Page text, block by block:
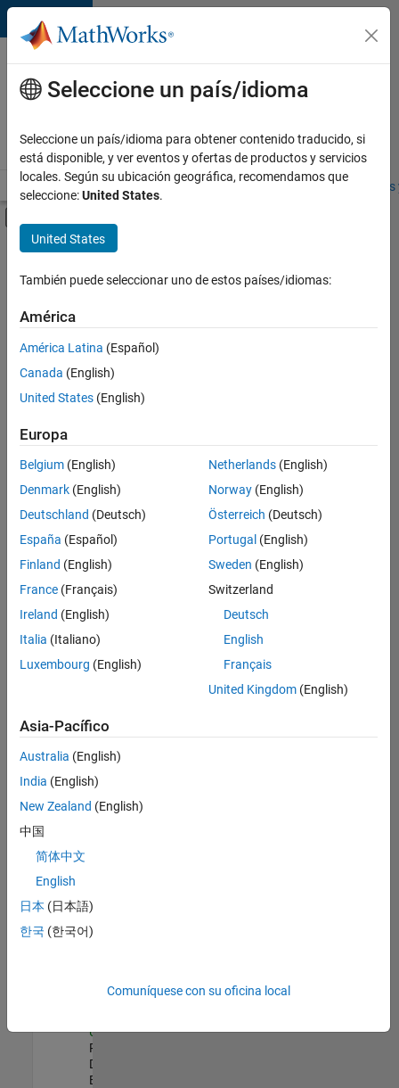
Saltar al contenido
Ofertas
de
empleo
MathWorks
Visión general Búsqueda de empleo Oficinas locales
Contenido principal
FILTRADO POR
Web Applications and Services
Ordenar por
Guardar
empleos
seleccionados
No se
han
traducido
todos
los
empleos.
Busque
por
ubicación
todos
empleos
en su
zona.
Compiler Engineer LLVM
US-MA-Natick
Development |
Principal
Security
US-MA-Natick|
Product
Development |
Experimentado
Seleccione un país/idioma
Seleccione un país/idioma para obtener contenido traducido, si
está disponible, y ver eventos y ofertas de productos y servicios
locales. Según su ubicación geográfica, recomendamos que
seleccione:United States.
United States
También puede seleccionar uno de estos países/idiomas:
América
América Latina (Español)
Canada (English)
United States (English)
Europa
Belgium (English)
Denmark (English)
Deutschland (Deutsch)
España (Español)
Finland (English)
France (Français)
Ireland (English)
Italia (Italiano)
Luxembourg (English)
Netherlands(English)
Norway(English)
Österreich (Deutsch)
Portugal (English)
Sweden (English)
Switzerland
Deutsch
English
Français
United Kingdom(English)
Asia-Pacífico
Australia (English)
India (English)
New Zealand (English)
中国
简体中文
English
日本 (日本語)
한국 (한국어)
Comuníquese con su oficina local